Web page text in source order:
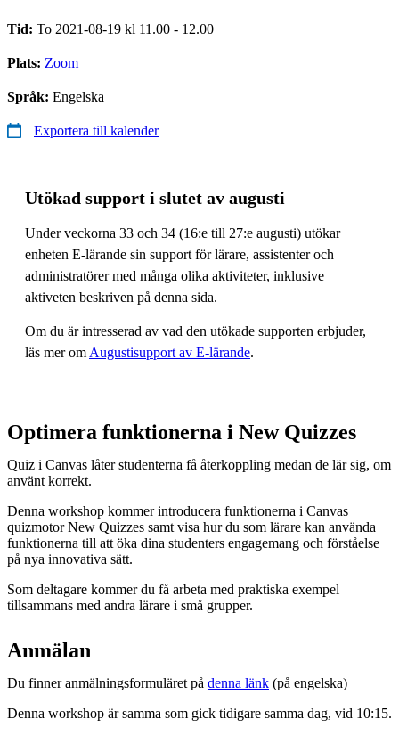
Tid: To 2021-08-19 kl 11.00 - 12.00
Plats: Zoom
Språk: Engelska
Exportera till kalender
Utökad support i slutet av augusti
Under veckorna 33 och 34 (16:e till 27:e augusti) utökar
enheten E-lärande sin support för lärare, assistenter och
administratörer med många olika aktiviteter, inklusive
aktiveten beskriven på denna sida.
Om du är intresserad av vad den utökade supporten erbjuder,
läs mer om Augustisupport av E-lärande.
Optimera funktionerna i New Quizzes
Quiz i Canvas låter studenterna få återkoppling medan de lär sig, om
använt korrekt.
Denna workshop kommer introducera funktionerna i Canvas
quizmotor New Quizzes samt visa hur du som lärare kan använda
funktionerna till att öka dina studenters engagemang och förståelse
på nya innovativa sätt.
Som deltagare kommer du få arbeta med praktiska exempel
tillsammans med andra lärare i små grupper.
Anmälan
Du finner anmälningsformuläret på denna länk (på engelska)
Denna workshop är samma som gick tidigare samma dag, vid 10:15.